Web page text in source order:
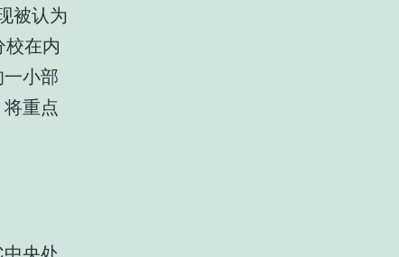
被认为
在内
小部
重点